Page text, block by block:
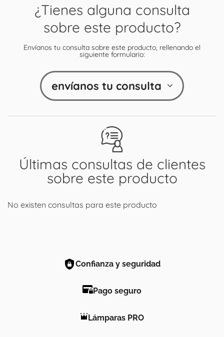
Últimas consultas de clientes
sobre este producto
No existen consultas para este producto
¿Tienes alguna consulta
sobre este producto?
Envíanos tu consulta sobre este producto, rellenando el
siguiente formulario:
envíanos tu consulta
Confianza y seguridad
Pago seguro
Lámparas PRO